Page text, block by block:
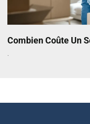
Combien Coûte Un